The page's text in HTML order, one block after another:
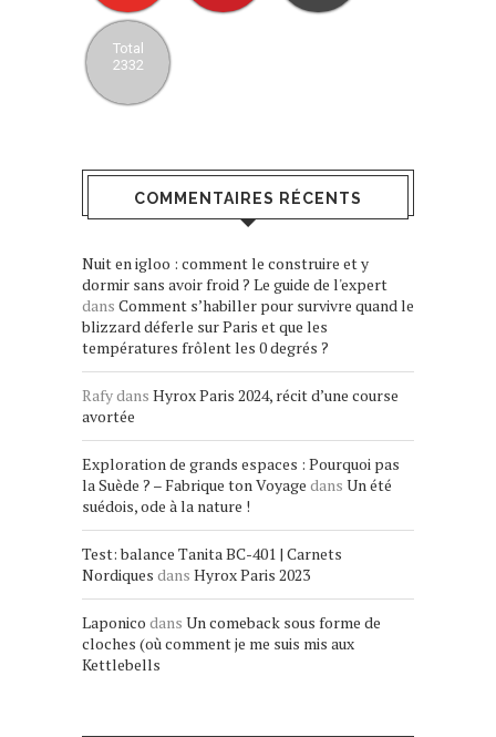
Total
2332
COMMENTAIRES RÉCENTS
Nuit en igloo : comment le construire et y
dormir sans avoir froid ? Le guide de l'expert
dans Comment s’habiller pour survivre quand le
blizzard déferle sur Paris et que les
températures frôlent les 0 degrés ?
Rafydans Hyrox Paris 2024, récit d’une course
avortée
Exploration de grands espaces : Pourquoi pas
la Suède ? – Fabrique ton Voyage dans Un été
suédois, ode à la nature !
Test: balance Tanita BC-401 | Carnets
Nordiques dans Hyrox Paris 2023
Laponico dans Un comeback sous forme de
cloches (où comment je me suis mis aux
Kettlebells